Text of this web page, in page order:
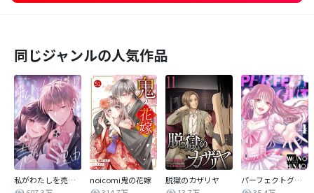
同じジャンルの人気作品
私がわたしを売る理由
noicomi鬼の花嫁
脱獄のカザリヤ
パーフェクトグリッター